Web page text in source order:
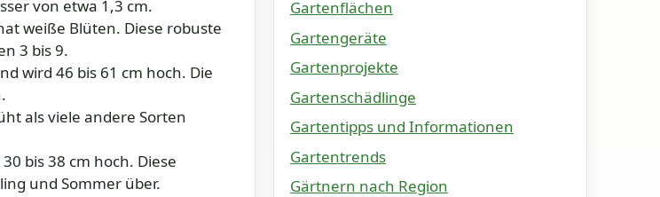
von etwa 1,3 cm.
weiße Blüten. Diese robuste
3 bis 9.
wird 46 bis 61 cm hoch. Die
als viele andere Sorten
bis 38 cm hoch. Diese
und Sommer über.
Gartenflächen
Gartengeräte
Gartenprojekte
Gartenschädlinge
Gartentipps und Informationen
Gartentrends
Gärtnern nach Region